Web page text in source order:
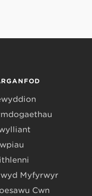
Myfyrwyr
Cŵn